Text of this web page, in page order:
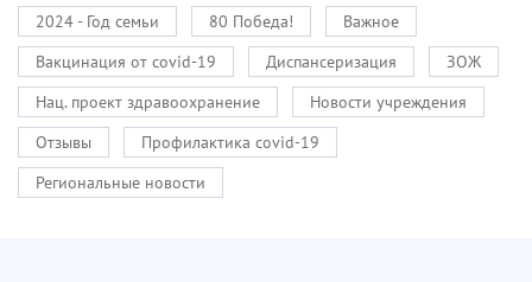
2024 - Год семьи
80 Победа!
Важное
Вакцинация от covid-19
Диспансеризация
ЗОЖ
Нац. проект здравоохранение
Новости учреждения
Отзывы
Профилактика covid-19
Региональные новости